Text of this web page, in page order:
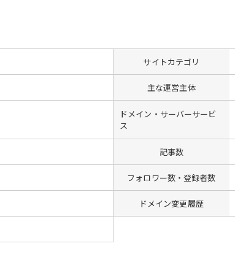
サイトカテゴリ
主な運営主体
ドメイン・サーバーサービ
ス
記事数
フォロワー数・登録者数
ドメイン変更履歴